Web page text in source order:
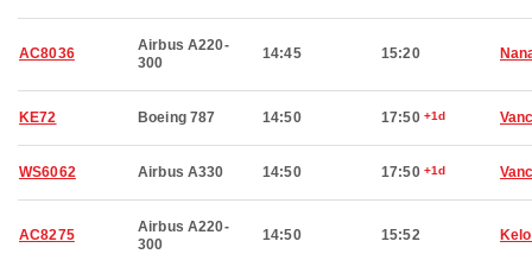
AC8036
Airbus A220-
300
14:45 15:20
KE72 Boeing 787 14:50 17:50 +1d
WS6062 Airbus A330 14:50 17:50 +1d
AC8275
Airbus A220-
300
14:50 15:52